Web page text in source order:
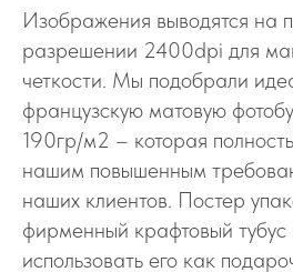
Изображения выводятся на
разрешении 2400dpi для
четкости. Мы подобрали
французскую матовую
190гр/м2 – которая
нашим повышенным
наших клиентов. Постер
фирменный крафтовый
использовать его как